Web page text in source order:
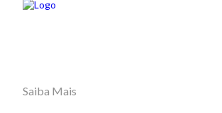
Saiba Mais